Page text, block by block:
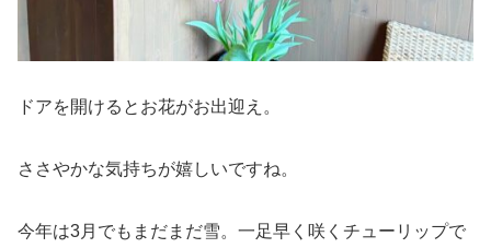
ドアを開けるとお花がお出迎え。
ささやかな気持ちが嬉しいですね。
今年は3月でもまだまだ雪。一足早く咲くチューリップで